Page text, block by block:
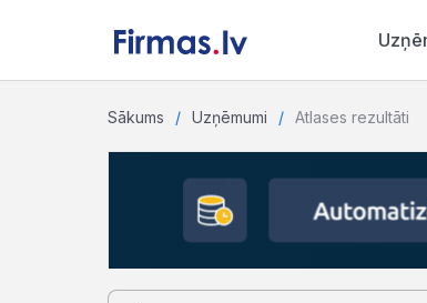
Sākums Uzņēmumi Atlases rezultāti